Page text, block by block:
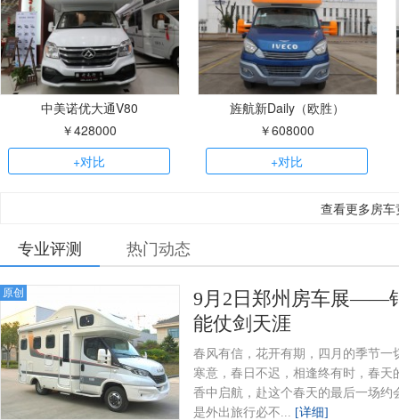
中美诺优大通V80
￥428000
+对比
旌航新Daily（欧胜）
￥608000
+对比
查看更多房
专业评测 热门动态
原创
9月2日郑州房车展——
能仗剑天涯
春风有信，花开有期，四月的季节
寒意，春日不迟，相逢终有时，春
香中启航，赴这个春天的最后一场
是外出旅行必不... [详细]